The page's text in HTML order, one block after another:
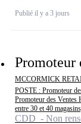
Publié il y a 3 jours
Promoteur
MCCORMICK
POSTE : Promoteur
Promoteur des Ventes
entre 30 et 40
CDD - Non